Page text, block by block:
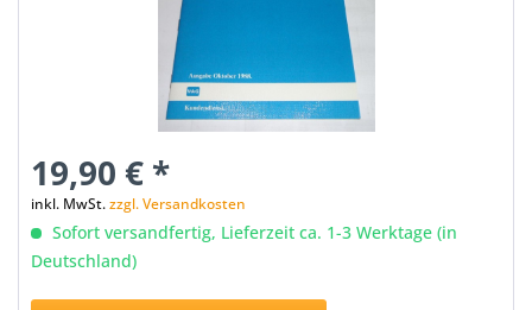
19,90 € *
inkl. MwSt.zzgl. Versandkosten
Sofort versandfertig, Lieferzeit ca. 1-3 Werktage (in
Deutschland)